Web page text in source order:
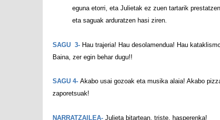
eguna etorri, eta Julietak ez zuen tartarik prestatzen
eta saguak arduratzen hasi ziren.
SAGU 3- Hau trajeria! Hau desolamendua! Hau
Baina, zer egin behar dugu!!
SAGU 4- Akabo usai gozoak eta musika alaia! Akabo
zaporetsuak!
NARRATZAILEA- Julieta bitartean, triste, hasperenka!